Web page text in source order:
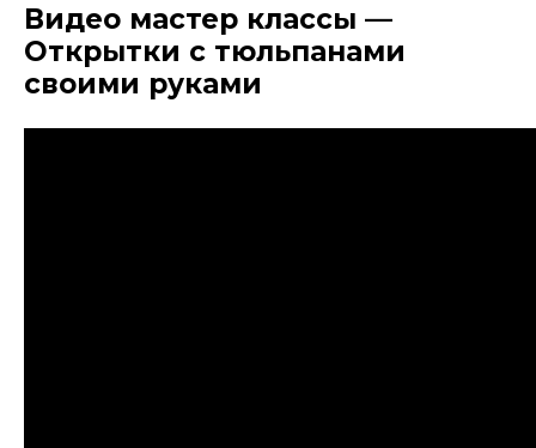
Видео мастер классы —
Открытки с тюльпанами
своими руками